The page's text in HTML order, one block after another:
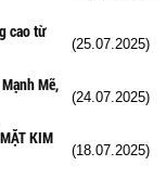
cao từ
(25.07.2025)
Mẽ,
(24.07.2025)
KIM
(18.07.2025)